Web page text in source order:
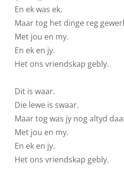
En ek was ek.
Maar tog het dinge reg
Met jou en my.
En ek en jy.
Het ons vriendskap gebly.
Dit is waar.
Die lewe is swaar.
Maar tog was jy nog altyd
Met jou en my.
En ek en jy.
Het ons vriendskap gebly.